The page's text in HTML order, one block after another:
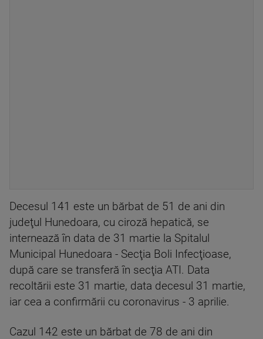
Decesul 141 este un bărbat de 51 de ani din
judeţul Hunedoara, cu ciroză hepatică, se
internează în data de 31 martie la Spitalul
Municipal Hunedoara - Secţia Boli Infecţioase,
după care se transferă în secţia ATI. Data
recoltării este 31 martie, data decesul 31 martie,
iar cea a confirmării cu coronavirus - 3 aprilie.
Cazul 142 este un bărbat de 78 de ani din